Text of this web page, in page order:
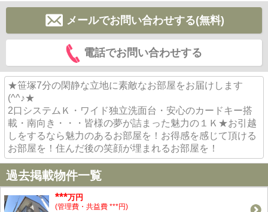
メールでお問い合わせする(無料)
電話でお問い合わせする
★笹塚7分の閑静な立地に素敵なお部屋をお届けします
(^^♪★
2口システムＫ・ワイド独立洗面台・安心のカードキー搭
載・南向き・・・皆様の夢が詰まった魅力の１Ｋ★お引越
しをするなら魅力のあるお部屋を！お得感を感じて頂ける
お部屋を！住んだ後の笑顔が埋まれるお部屋を！
過去掲載物件一覧
***万円
(管理費・共益費 ***円)